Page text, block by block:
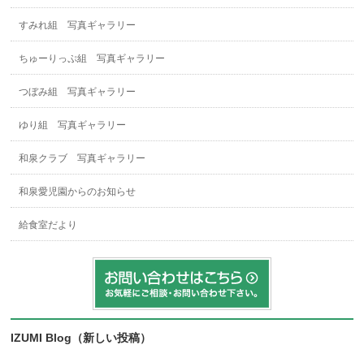
すみれ組 写真ギャラリー
ちゅーりっぷ組 写真ギャラリー
つぼみ組 写真ギャラリー
ゆり組 写真ギャラリー
和泉クラブ 写真ギャラリー
和泉愛児園からのお知らせ
給食室だより
IZUMI Blog（新しい投稿）